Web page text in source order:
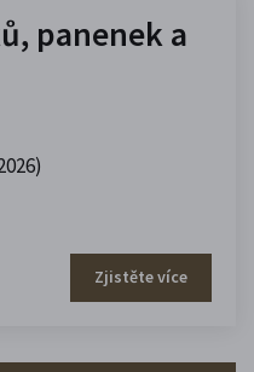
panenek a
Zjistěte více